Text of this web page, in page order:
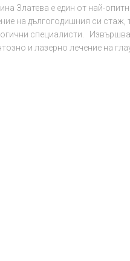
Златева е един от най-
на дългогодишния си стаж,
специалисти. Извършва
и лазерно лечение на